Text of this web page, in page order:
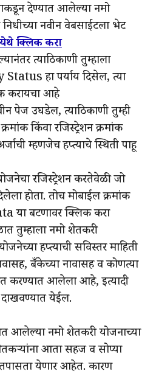
देण्यात आलेल्या नमो
नवीन वेबसाईटला भेट
येथे क्लिक करा
त्याठिकाणी तुम्हाला
हा पर्याय दिसेल, त्या
करायचा आहे
पेज उघडेल, त्याठिकाणी तुम्ही
किंवा रजिस्ट्रेशन क्रमांक
म्हणजेच हप्त्याचे स्थिती पाहू
रजिस्ट्रेशन करतेवेळी जो
होता. तोच मोबाईल क्रमांक
या बटणावर क्लिक करा
तुम्हाला नमो शेतकरी
हप्त्याची सविस्तर माहिती
बँकेच्या नावासह व कोणत्या
करण्यात आलेला आहे, इत्यादी
दाखवण्यात येईल.
आलेल्या नमो शेतकरी योजनाच्या
आता सहज व सोप्या
तपासता येणार आहेत. कारण